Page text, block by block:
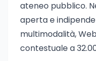
ateneo pubblico.
aperta e
multimodalità,
contestuale a